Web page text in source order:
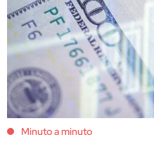
Minuto a minuto